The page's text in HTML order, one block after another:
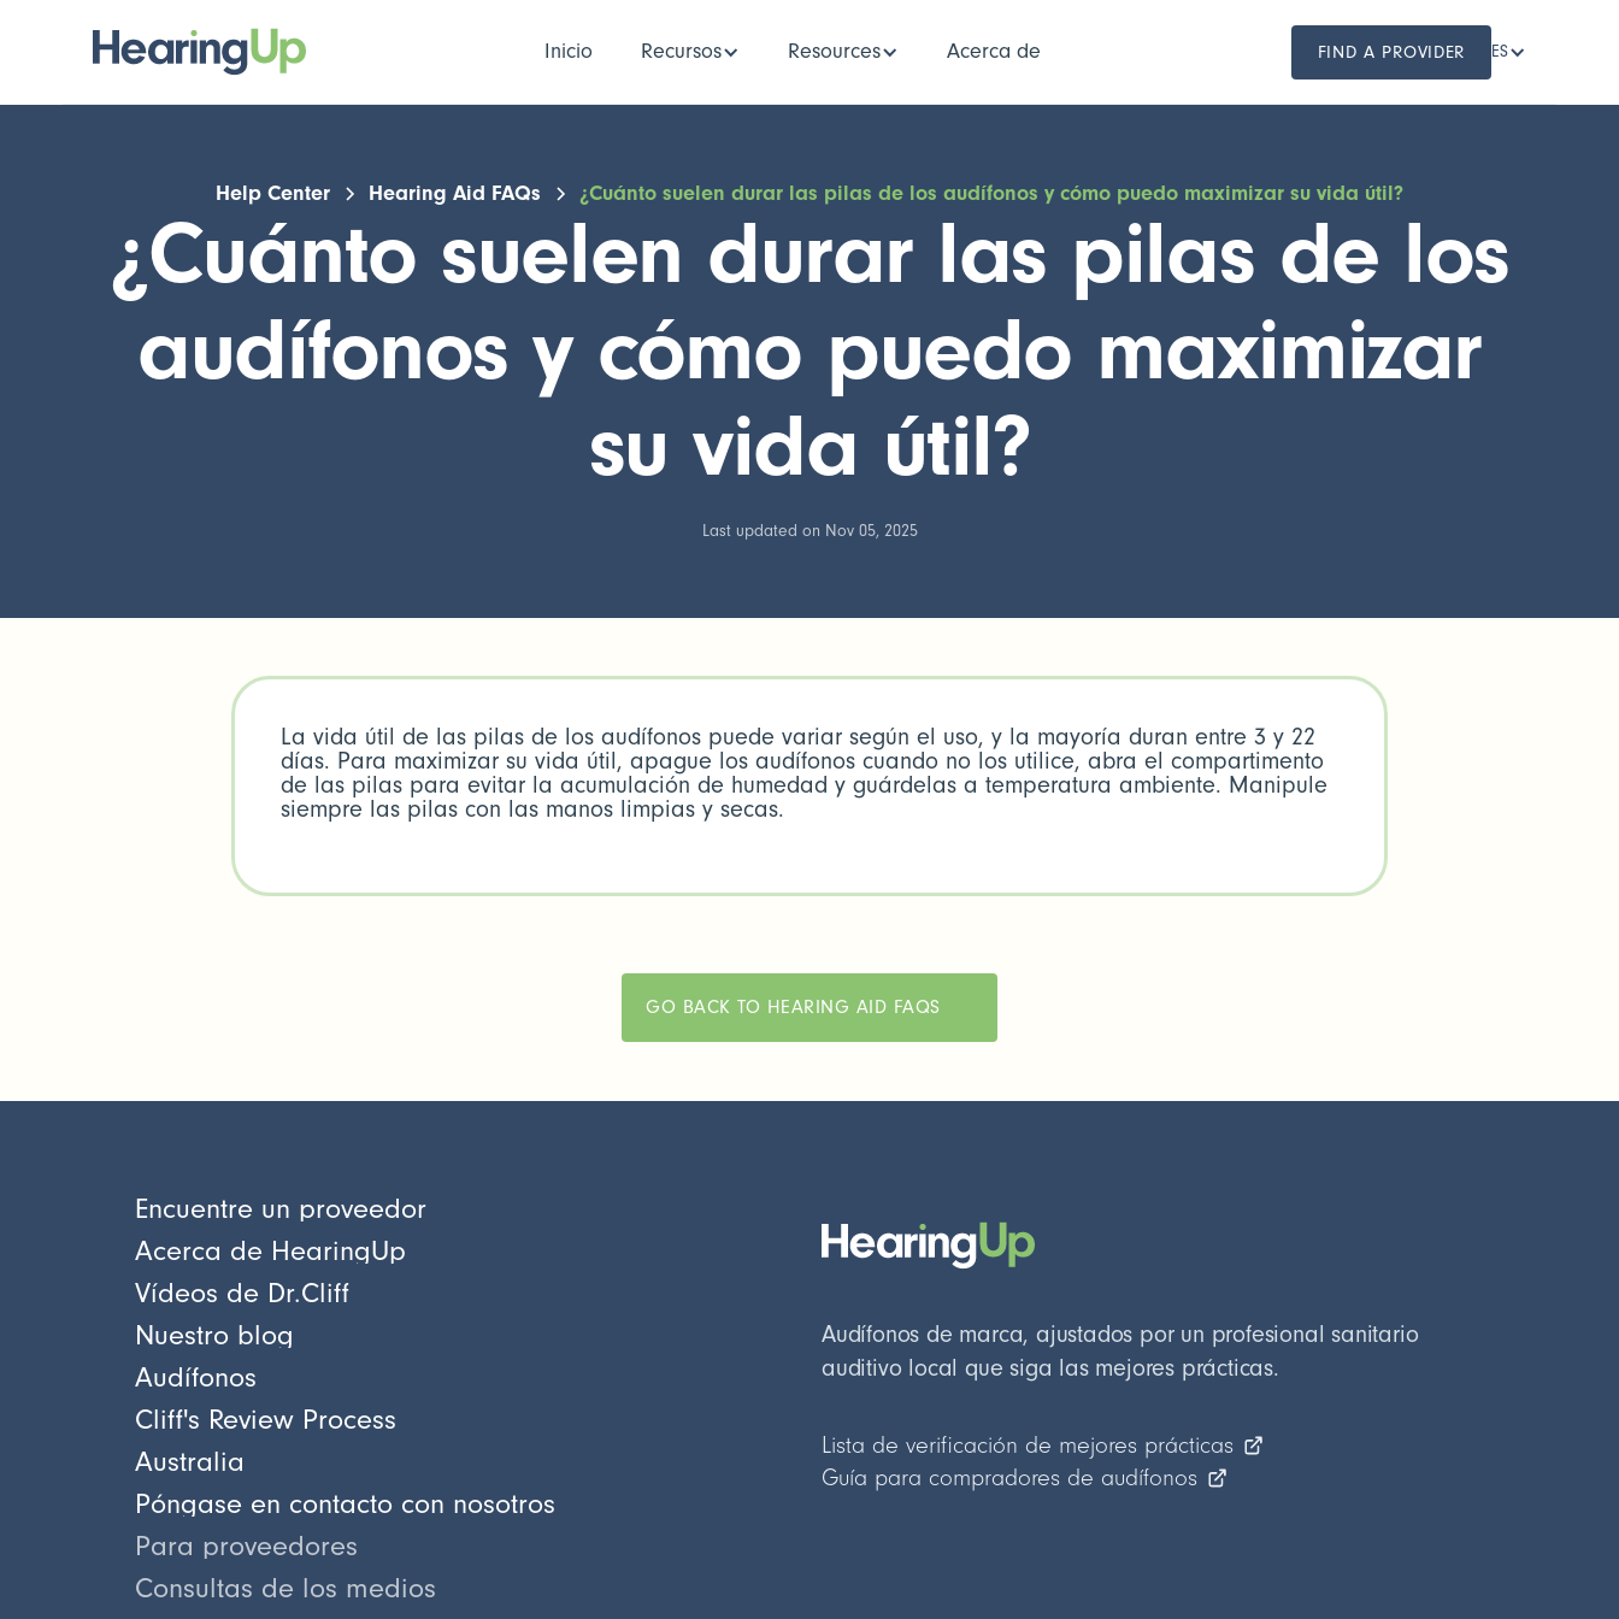
Inicio Recursos Resources Acerca de FIND A PROVIDER ES
Help Center Hearing Aid FAQs ¿Cuánto suelen durar las pilas de los audífonos y cómo puedo maximizar su vida útil?
¿Cuánto suelen durar las pilas de los
audífonos y cómo puedo maximizar
su vida útil?
Last updated on Nov 05, 2025
La vida útil de las pilas de los audífonos puede variar según el uso, y la mayoría duran entre 3 y 22
días. Para maximizar su vida útil, apague los audífonos cuando no los utilice, abra el compartimento
de las pilas para evitar la acumulación de humedad y guárdelas a temperatura ambiente. Manipule
siempre las pilas con las manos limpias y secas.
GO BACK TO HEARING AID FAQS
Encuentre un proveedor
Acerca de HearingUp
Vídeos de Dr.Cliff
Nuestro blog
Audífonos
Cliff's Review Process
Australia
Póngase en contacto con nosotros
Para proveedores
Consultas de los medios
Audífonos de marca, ajustados por un profesional sanitario
auditivo local que siga las mejores prácticas.
Lista de verificación de mejores prácticas
Guía para compradores de audífonos